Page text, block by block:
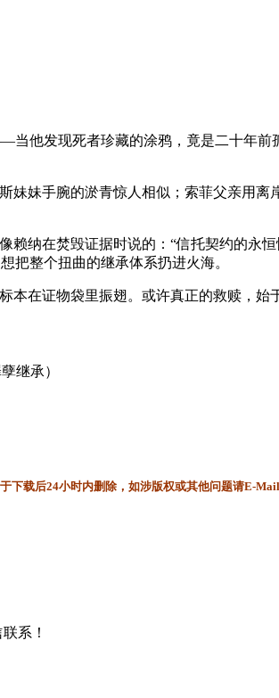
他发现死者珍藏的涂鸦，竟是二十年
妹妹手腕的淤青惊人相似；索菲父亲用
纳在焚毁证据时说的：“信托契约的永
整个扭曲的继承体系扔进火海。
在证物袋里振翅。或许真正的救赎，
继承）
下载后24小时内删除，如涉版权或其他问题请E-
系！